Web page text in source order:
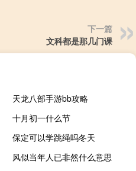
下一篇
文科都是那几门课
天龙八部手游bb攻略
十月初一什么节
保定可以学跳绳吗冬天
风似当年人已非然什么意思